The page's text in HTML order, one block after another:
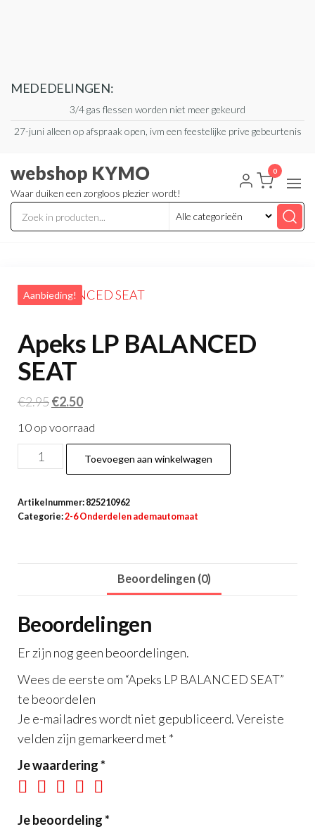
MEDEDELINGEN:
3/4 gas flessen worden niet meer gekeurd
27-juni alleen op afspraak open, ivm een feestelijke prive gebeurtenis
webshop KYMO
Waar duiken een zorgloos plezier wordt!
0
Aanbieding!
Apeks LP BALANCED
SEAT
€2.95Oorspronkelijke
was:
€2.50Huidige
prijs
is:
€2.50.
10 op voorraad
Apeks
LP
SEAT
Toevoegen aan winkelwagen
Artikelnummer: 825210962
Categorie:2-6 Onderdelen ademautomaat
Beoordelingen (0)
Beoordelingen
Er zijn nog geen beoordelingen.
Wees de eerste om “Apeks LP BALANCED SEAT”
te beoordelen
Je e-mailadres wordt niet gepubliceerd.Vereiste
velden zijn gemarkeerd met *
Je waardering*
Je beoordeling*